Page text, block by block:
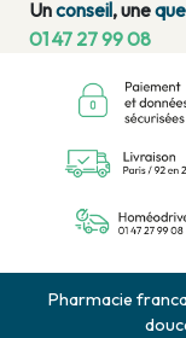
Unconseil, une
01 47 27 99 08
Pharmacie